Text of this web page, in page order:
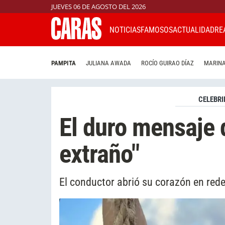
JUEVES 06 DE AGOSTO DEL 2026
NOTICIASFAMOSOSACTUALIDAD
PAMPITA JULIANA AWADA ROCÍO GUIRAO DÍAZ
El duro mensaje
extraño"
El conductor abrió su corazón en